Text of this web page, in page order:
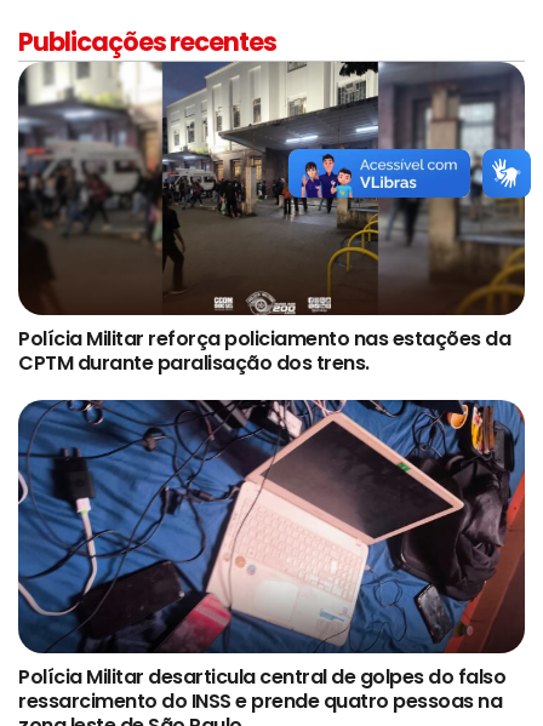
Publicações recentes
Polícia Militar reforça policiamento nas estações da
CPTM durante paralisação dos trens.
Polícia Militar desarticula central de golpes do falso
ressarcimento do INSS e prende quatro pessoas na